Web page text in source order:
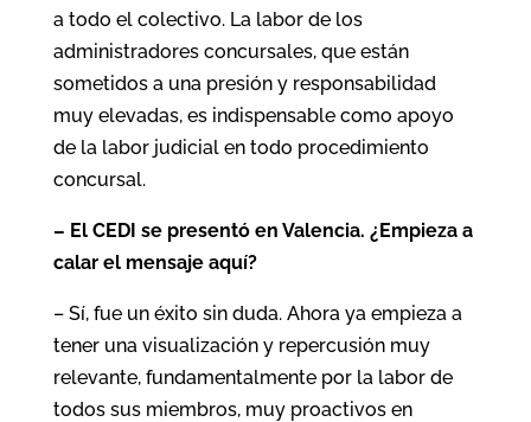
a todo el colectivo. La labor de los
administradores concursales, que están
sometidos a una presión y responsabilidad
muy elevadas, es indispensable como apoyo
de la labor judicial en todo procedimiento
concursal.
– El CEDI se presentó en Valencia. ¿Empieza a
calar el mensaje aquí?
– Sí, fue un éxito sin duda. Ahora ya empieza a
tener una visualización y repercusión muy
relevante, fundamentalmente por la labor de
todos sus miembros, muy proactivos en